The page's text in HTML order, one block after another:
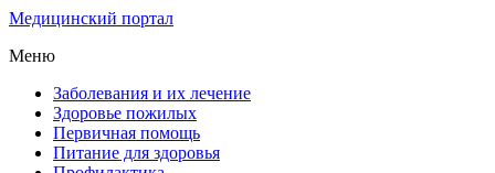
Медицинский портал
Меню
Заболевания и их лечение
Здоровье пожилых
Первичная помощь
Питание для здоровья